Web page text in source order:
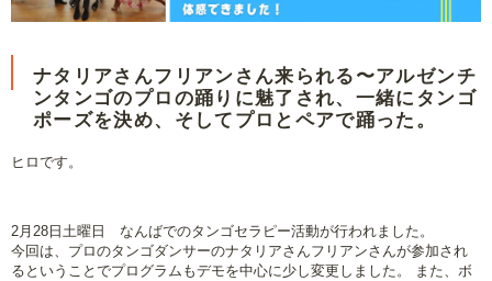
ナタリアさんフリアンさん来られる〜アルゼンチ
ンタンゴのプロの踊りに魅了され、一緒にタンゴ
ポーズを決め、そしてプロとペアで踊った。
ヒロです。
2月28日土曜日 なんばでのタンゴセラピー活動が行われました。
今回は、プロのタンゴダンサーのナタリアさんフリアンさんが参加され
るということでプログラムもデモを中心に少し変更しました。 また、ボ